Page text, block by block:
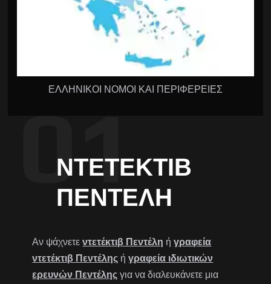
ΕΛΛΗΝΙΚΟΙ ΝΟΜΟΙ ΚΑΙ ΠΕΡΙΦΕΡΕΙΕΣ
ΝΤΕΤΈΚΤΙΒ
ΠΕΝΤΈΛΗ
Αν ψάχνετεντετέκτιβ Πεντέλη ήγραφεία
ντετέκτιβ Πεντέλης ήγραφεία ιδιωτικών
ερευνών Πεντέλης για να διαλευκάνετε μια